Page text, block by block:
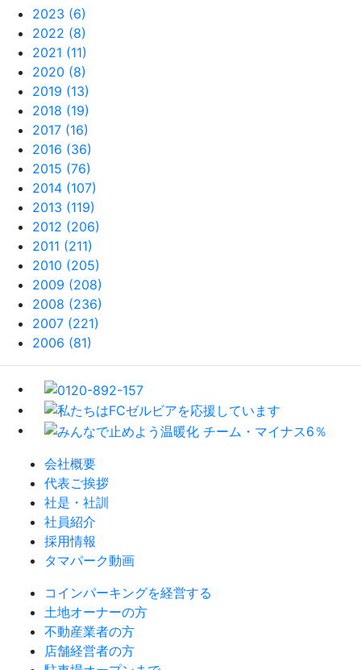
2023 (6)
2022 (8)
2021 (11)
2020 (8)
2019 (13)
2018 (19)
2017 (16)
2016 (36)
2015 (76)
2014 (107)
2013 (119)
2012 (206)
2011 (211)
2010 (205)
2009 (208)
2008 (236)
2007 (221)
2006 (81)
会社概要
代表ご挨拶
社是・社訓
社員紹介
採用情報
タマパーク動画
コインパーキングを経営する
土地オーナーの方
不動産業者の方
店舗経営者の方